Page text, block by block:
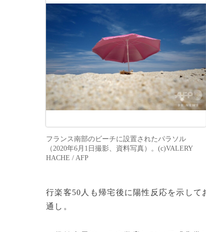
フランス南部のビーチに設置されたパラソル
（2020年6月1日撮影、資料写真）。(c)VALERY
HACHE / AFP
行楽客50人も帰宅後に陽性反応を示し
通し。